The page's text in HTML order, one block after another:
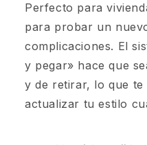
Perfecto para
para probar un
complicaciones. El
y pegar» hace que
y de retirar, lo que te
actualizar tu estilo